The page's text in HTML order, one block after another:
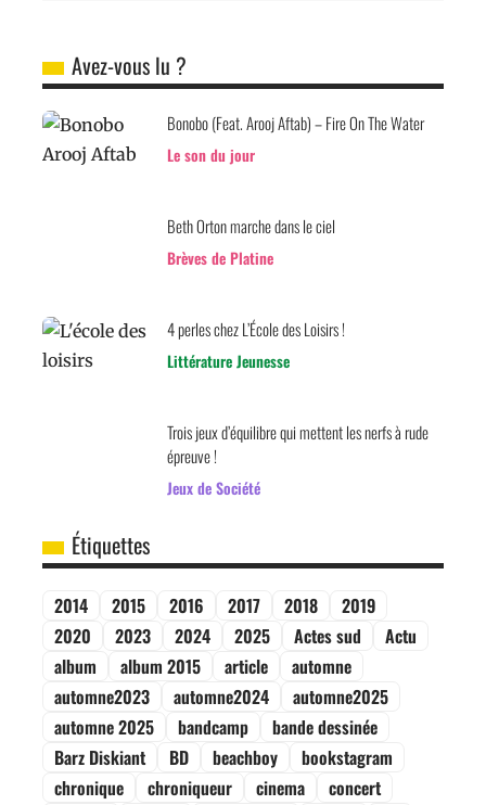
Avez-vous lu ?
Bonobo (Feat. Arooj Aftab) – Fire On The Water
Le son du jour
Beth Orton marche dans le ciel
Brèves de Platine
4 perles chez L’École des Loisirs !
Littérature Jeunesse
Trois jeux d’équilibre qui mettent les nerfs à rude
épreuve !
Jeux de Société
Étiquettes
2014 2015 2016 2017 2018
2019
2020
2023 2024 2025 Actes sud
Actu
album
album 2015 article
automne
automne2023
automne2024
automne2025
automne 2025
bandcamp
bande dessinée
Barz Diskiant
BD beachboy
bookstagram
chronique
chroniqueur cinema
concert